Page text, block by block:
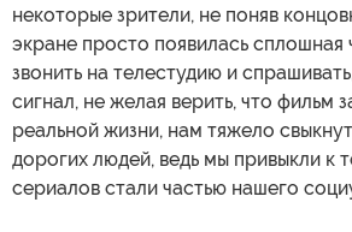
некоторые зрители, не поняв
экране просто появилась сплошная
звонить на телестудию и
сигнал, не желая верить, что фильм
реальной жизни, нам тяжело
дорогих людей, ведь мы привыкли к
сериалов стали частью нашего